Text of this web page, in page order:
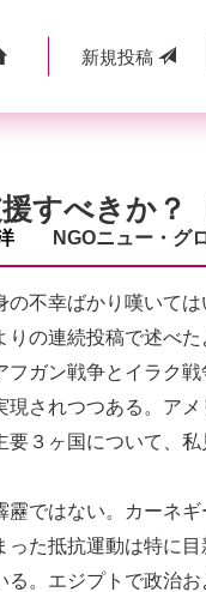
新規投稿
すべきか？
NGOニュー・グ
不幸ばかり嘆いて
の連続投稿で述べ
ガン戦争とイラク
されつつある。ア
３ヶ国について、私
ではない。カーネギ
た抵抗運動は特に
。エジプトで政治